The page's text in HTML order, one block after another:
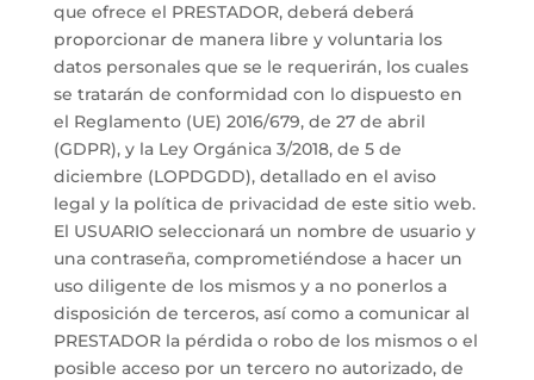
que ofrece el PRESTADOR, deberá deberá
proporcionar de manera libre y voluntaria los
datos personales que se le requerirán, los cuales
se tratarán de conformidad con lo dispuesto en
el Reglamento (UE) 2016/679, de 27 de abril
(GDPR), y la Ley Orgánica 3/2018, de 5 de
diciembre (LOPDGDD), detallado en el aviso
legal y la política de privacidad de este sitio web.
El USUARIO seleccionará un nombre de usuario y
una contraseña, comprometiéndose a hacer un
uso diligente de los mismos y a no ponerlos a
disposición de terceros, así como a comunicar al
PRESTADOR la pérdida o robo de los mismos o el
posible acceso por un tercero no autorizado, de